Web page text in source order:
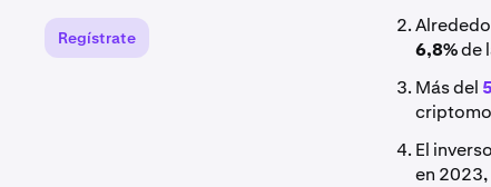
6,8%de
Más del
El
en
Regístrate